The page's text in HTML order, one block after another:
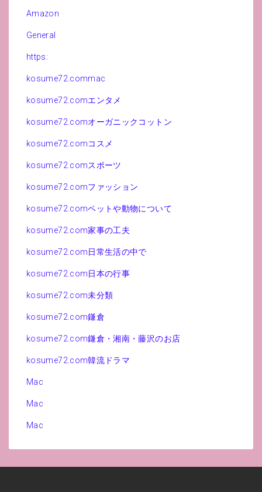
Amazon
General
https:
kosume72.commac
kosume72.comエンタメ
kosume72.comオーガニックコットン
kosume72.comコスメ
kosume72.comスポーツ
kosume72.comファッション
kosume72.comペットや動物について
kosume72.com家事の工夫
kosume72.com日常生活の中で
kosume72.com日本の行事
kosume72.com未分類
kosume72.com鎌倉
kosume72.com鎌倉・湘南・藤沢のお店
kosume72.com韓流ドラマ
Mac
Mac
Mac